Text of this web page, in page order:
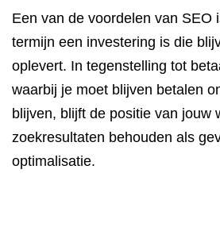
Een van de voordelen van SEO
termijn een investering is die
oplevert. In tegenstelling tot
waarbij je moet blijven betalen
blijven, blijft de positie van jouw
zoekresultaten behouden als
optimalisatie.